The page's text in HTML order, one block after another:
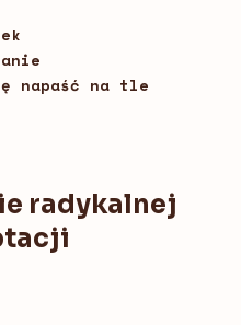
napaść na tle
radykalnej